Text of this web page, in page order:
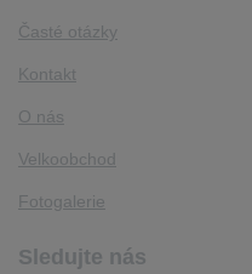
Časté otázky
Kontakt
O nás
Velkoobchod
Fotogalerie
Sledujte nás